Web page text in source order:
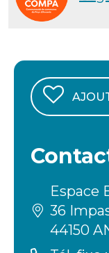
Espace
36
44150